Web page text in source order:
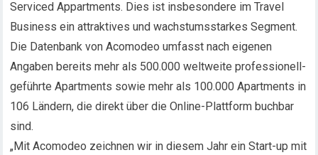
Serviced Appartments. Dies ist insbesondere im Travel
Business ein attraktives und wachstumsstarkes Segment.
Die Datenbank von Acomodeo umfasst nach eigenen
Angaben bereits mehr als 500.000 weltweite professionell-
geführte Apartments sowie mehr als 100.000 Apartments in
106 Ländern, die direkt über die Online-Plattform buchbar
sind.
„Mit Acomodeo zeichnen wir in diesem Jahr ein Start-up mit